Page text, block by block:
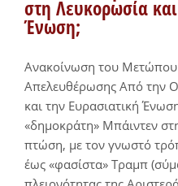
στη Λευκορωσία
Ένωση;
Ανακοίνωση του Μετώπου
Απελευθέρωσης Από την
και την Ευρασιατική
«δημοκράτη» Μπάιντεν
πτώση, με τον γνωστό
έως «φασίστα» Τραμπ